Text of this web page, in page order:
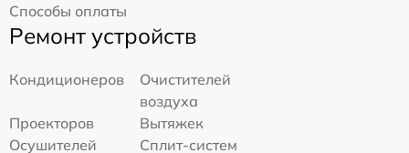
Способы оплаты
Ремонт устройств
Кондиционеров
Очистителей
воздуха
Проекторов
Вытяжек
Осушителей
Сплит-систем